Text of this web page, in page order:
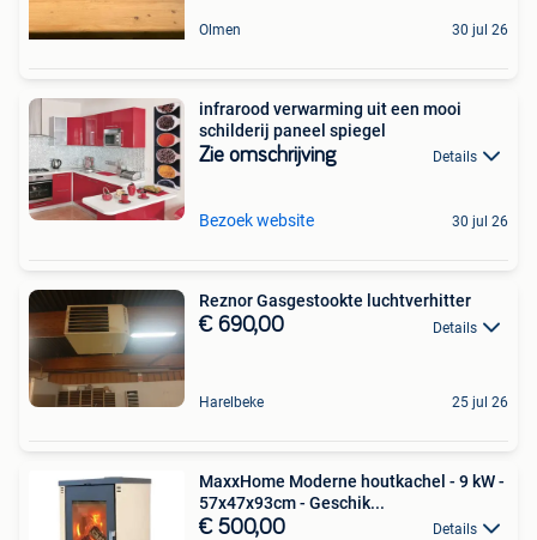
Olmen 30 jul 26
infrarood verwarming uit een mooi
schilderij paneel spiegel
Zie omschrijving Details
Bezoek website 30 jul 26
Reznor Gasgestookte luchtverhitter
€ 690,00 Details
Harelbeke 25 jul 26
MaxxHome Moderne houtkachel - 9 kW -
57x47x93cm - Geschik...
€ 500,00 Details